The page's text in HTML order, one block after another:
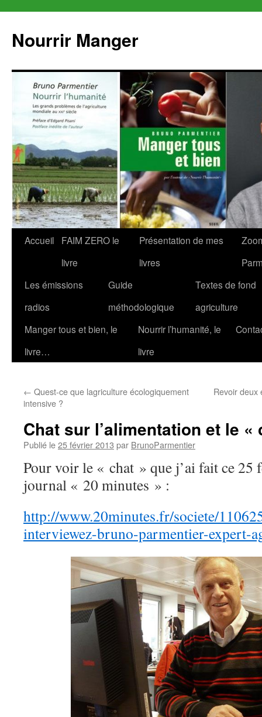
contenu
Nourrir Manger
Accueil
FAIM ZERO le
livre
Présentation de mes
livres
Les émissions
radios
Guide
méthodologique
Textes de fond
agriculture
Manger tous et bien, le
livre…
Nourrir l’humanité, le
livre
← Quest-ce que lagriculture écologiquement
intensive ?
Revoir deux
Chat sur l’alimentation et le «
Publié le25 février 2013 par BrunoParmentier
Pour voir le « chat » que j’ai fait ce 25
journal « 20 minutes » :
http://www.20minutes.fr/societe/
interviewez-bruno-parmentier-expert-